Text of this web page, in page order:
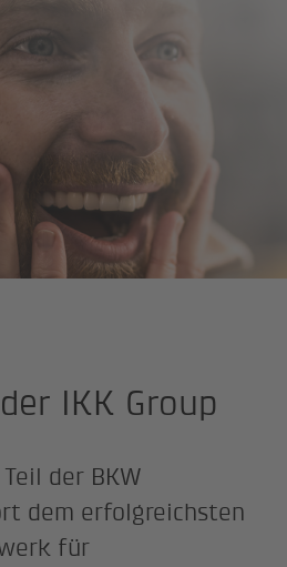
IKK Group
der BKW
dem erfolgreichsten
für